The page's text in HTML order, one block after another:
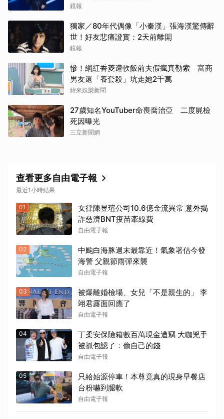
鏡報
獨家／80年代偶像「小秦漢」張海漢驚傳辭
世！好友悲痛證實：2天前離開
鏡報
慘！網紅香菱遭軟飯前夫假瘋真勒索 富商
男友還「養套殺」坑走她2千萬
緯來娛樂新聞
27歲知名YouTuber命喪喬治亞 二度屍檢
死因曝光
三立新聞網
查看更多自由電子報
最近1小時結果
01
女律陳昱瑄公司10.6億金流異常 意外揭
詐慈濟BNT疫苗牽線費
自由電子報
02
中颱白海豚週末最靠近！氣象署估今發
海警 父親節雨彈來襲
自由電子報
03
被爆離婚檢場、女兒「不是親生的」 李
翊君露面回應了
自由電子報
04
丁柔安保險箱數百萬現金遭竊 大咖兇手
被抓包認了：偷自己的錢
自由電子報
05
只給始源停車！本尊竟真的現身早餐店
台粉嚇到腿軟
自由電子報